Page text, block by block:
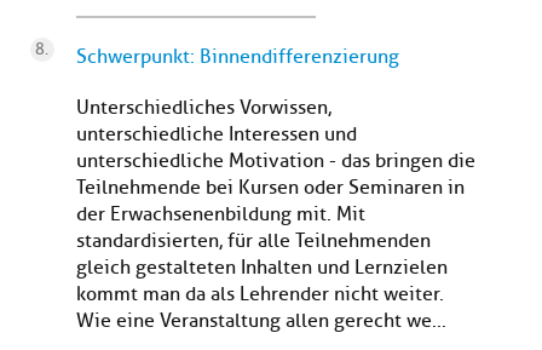
Schwerpunkt: Binnendifferenzierung
Unterschiedliches Vorwissen,
unterschiedliche Interessen und
unterschiedliche Motivation - das bringen die
Teilnehmende bei Kursen oder Seminaren in
der Erwachsenenbildung mit. Mit
standardisierten, für alle Teilnehmenden
gleich gestalteten Inhalten und Lernzielen
kommt man da als Lehrender nicht weiter.
Wie eine Veranstaltung allen gerecht we...